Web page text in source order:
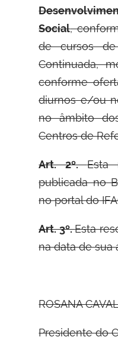
Social,
de cursos
Continuada,
conforme
diurnos e/ou
no âmbito
Centros de
Art. 2º.Esta
publicada no
no portal do
Art. 3º.Esta
na data de sua
ROSANA
Presidente do